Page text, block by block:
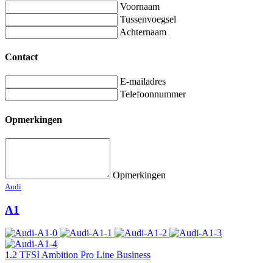
Voornaam
Tussenvoegsel
Achternaam
Contact
E-mailadres
Telefoonnummer
Opmerkingen
Opmerkingen
Audi
A1
1.2 TFSI Ambition Pro Line Business